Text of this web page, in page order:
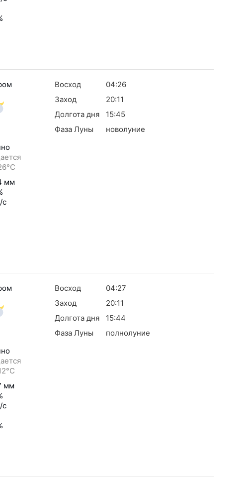
мм
с
Восход
04:26
Заход
20:11
Долгота дня
15:45
Фаза Луны
новолуние
мм
с
Восход
04:27
Заход
20:11
Долгота дня
15:44
Фаза Луны
полнолуние